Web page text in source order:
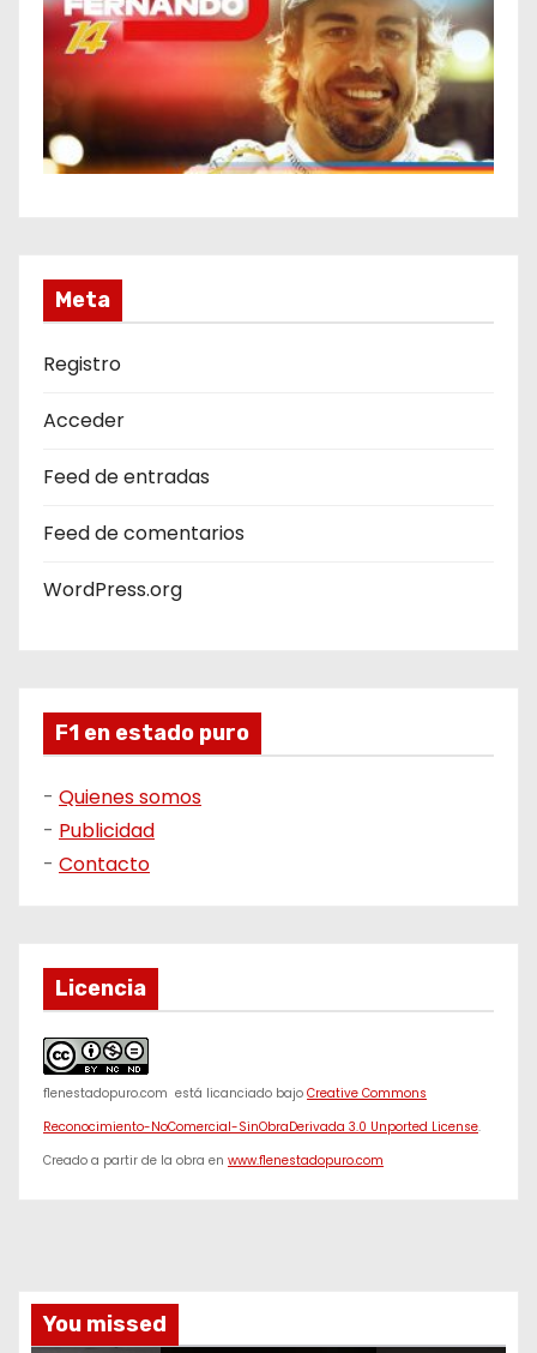
Meta
Registro
Acceder
Feed de entradas
Feed de comentarios
WordPress.org
F1 en estado puro
- Quienes somos
- Publicidad
- Contacto
Licencia
f1enestadopuro.com está licanciado bajo Creative Commons
Reconocimiento-NoComercial-SinObraDerivada 3.0 Unported License.
Creado a partir de la obra en www.f1enestadopuro.com
You missed